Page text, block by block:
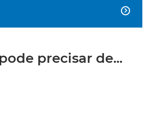

precisar de...